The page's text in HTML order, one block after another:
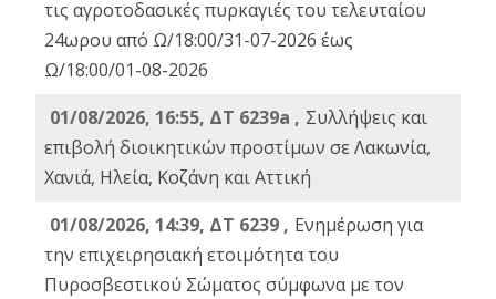
τις αγροτοδασικές πυρκαγιές του τελευταίου
24ωρου από Ω/18:00/31-07-2026 έως
Ω/18:00/01-08-2026
01/08/2026, 16:55, ΔΤ 6239a , Συλλήψεις και
επιβολή διοικητικών προστίμων σε Λακωνία,
Χανιά, Ηλεία, Κοζάνη και Αττική
01/08/2026, 14:39, ΔΤ 6239 , Ενημέρωση για
την επιχειρησιακή ετοιμότητα του
Πυροσβεστικού Σώματος σύμφωνα με τον